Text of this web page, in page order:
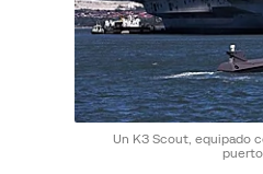
Un K3 Scout, equipado